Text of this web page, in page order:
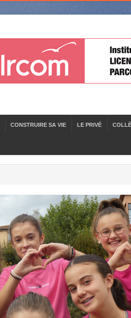
CONSTRUIRE SA VIE LE PRIVÉ